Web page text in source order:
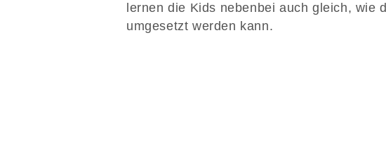
lernen die Kids nebenbei auch gleich, wie
umgesetzt werden kann.